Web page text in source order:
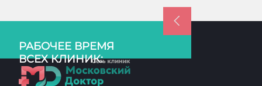
РАБОЧЕЕ ВРЕМЯ
ВСЕХ КЛИНИК: